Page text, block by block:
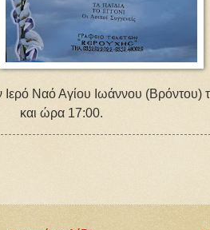
Ναό Αγίου Ιωάννου (Βρόντου)
και ώρα 17:00.